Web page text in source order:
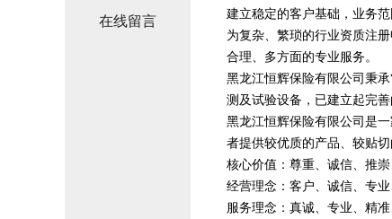
在线留言
建立稳定的客户基础，业务
为复杂、繁琐的行业资质注
合理、多方面的专业服务。
黑龙江恒辉保险有限公司秉
测及试验设备，已建立起完
黑龙江恒辉保险有限公司是
者提供较优质的产品、较贴
核心价值：尊重、诚信、推
经营理念：客户、诚信、专
服务理念：真诚、专业、精